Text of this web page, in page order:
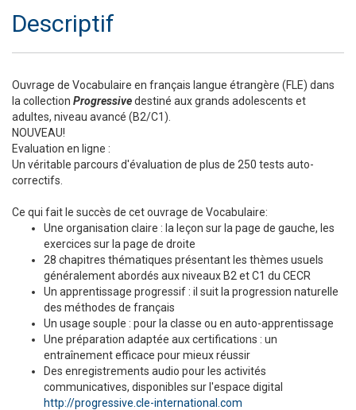
Descriptif
Ouvrage de Vocabulaire en français langue étrangère (FLE) dans
la collection Progressivedestiné aux grands adolescents et
adultes, niveau avancé (B2/C1).
NOUVEAU!
Evaluation en ligne :
Un véritable parcours d'évaluation de plus de 250 tests auto-
correctifs.
Ce qui fait le succès de cet ouvrage de Vocabulaire:
Une organisation claire : la leçon sur la page de gauche, les
exercices sur la page de droite
28 chapitres thématiques présentant les thèmes usuels
généralement abordés aux niveaux B2 et C1 du CECR
Un apprentissage progressif : il suit la progression naturelle
des méthodes de français
Un usage souple : pour la classe ou en auto-apprentissage
Une préparation adaptée aux certifications : un
entraînement efficace pour mieux réussir
Des enregistrements audio pour les activités
communicatives, disponibles sur l'espace digital
http://progressive.cle-international.com